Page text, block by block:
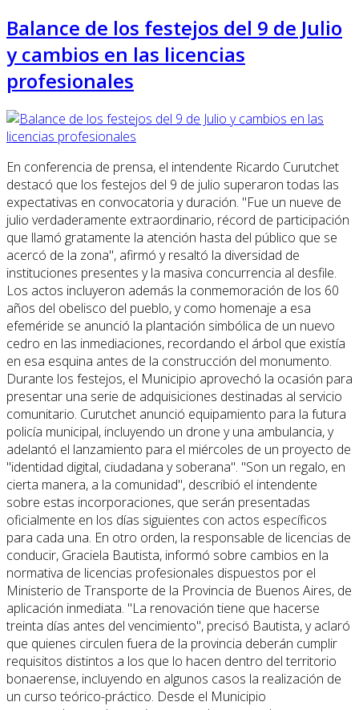
Balance de los festejos del 9 de Julio
y cambios en las licencias
profesionales
En conferencia de prensa, el intendente Ricardo Curutchet
destacó que los festejos del 9 de julio superaron todas las
expectativas en convocatoria y duración. "Fue un nueve de
julio verdaderamente extraordinario, récord de participación
que llamó gratamente la atención hasta del público que se
acercó de la zona", afirmó y resaltó la diversidad de
instituciones presentes y la masiva concurrencia al desfile.
Los actos incluyeron además la conmemoración de los 60
años del obelisco del pueblo, y como homenaje a esa
efeméride se anunció la plantación simbólica de un nuevo
cedro en las inmediaciones, recordando el árbol que existía
en esa esquina antes de la construcción del monumento.
Durante los festejos, el Municipio aprovechó la ocasión para
presentar una serie de adquisiciones destinadas al servicio
comunitario. Curutchet anunció equipamiento para la futura
policía municipal, incluyendo un drone y una ambulancia, y
adelantó el lanzamiento para el miércoles de un proyecto de
"identidad digital, ciudadana y soberana". "Son un regalo, en
cierta manera, a la comunidad", describió el intendente
sobre estas incorporaciones, que serán presentadas
oficialmente en los días siguientes con actos específicos
para cada una. En otro orden, la responsable de licencias de
conducir, Graciela Bautista, informó sobre cambios en la
normativa de licencias profesionales dispuestos por el
Ministerio de Transporte de la Provincia de Buenos Aires, de
aplicación inmediata. "La renovación tiene que hacerse
treinta días antes del vencimiento", precisó Bautista, y aclaró
que quienes circulen fuera de la provincia deberán cumplir
requisitos distintos a los que lo hacen dentro del territorio
bonaerense, incluyendo en algunos casos la realización de
un curso teórico-práctico. Desde el Municipio